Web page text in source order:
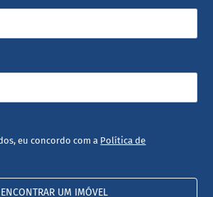
eu concordo com a Política de
ENCONTRAR UM IMÓVEL